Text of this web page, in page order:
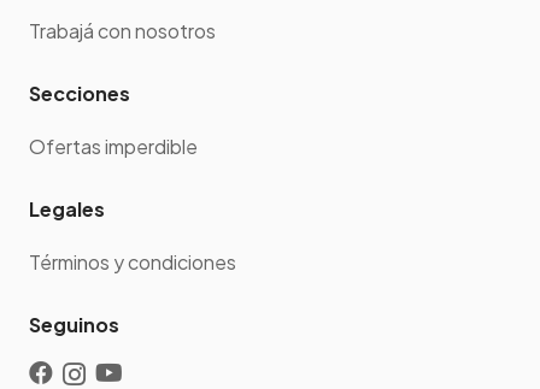
Trabajá con nosotros
Secciones
Ofertas imperdible
Legales
Términos y condiciones
Seguinos